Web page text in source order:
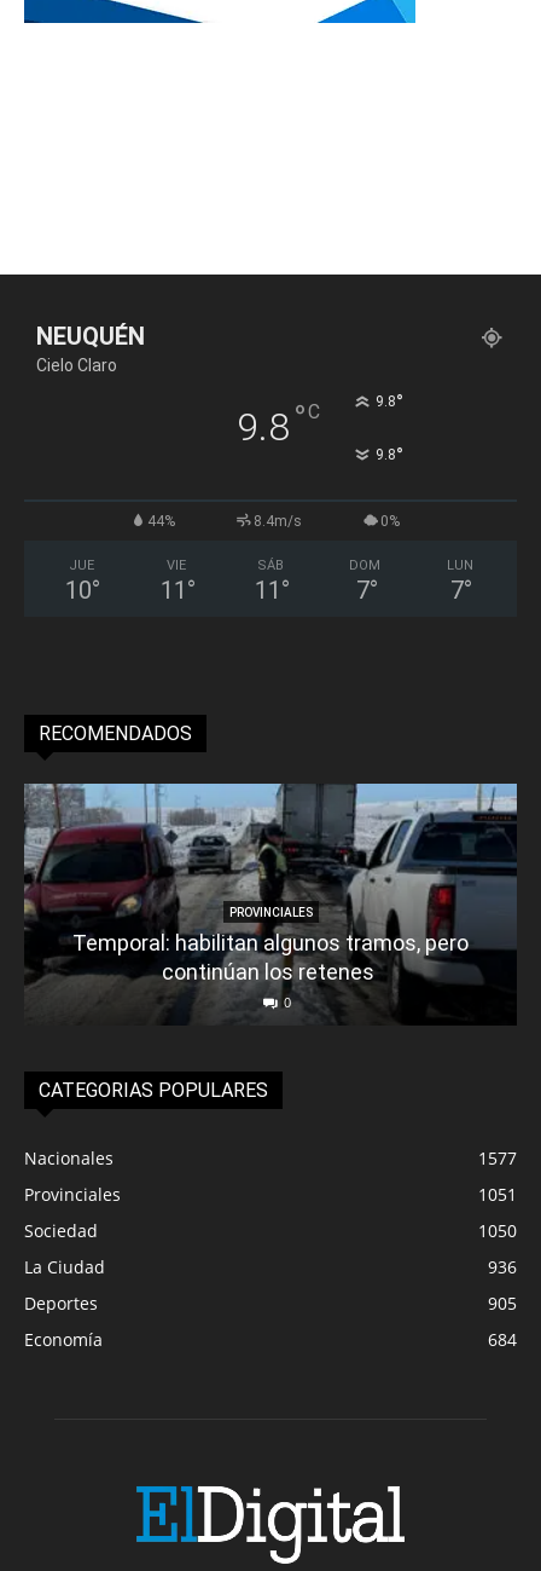
NEUQUÉN
Cielo Claro
9.8°C 9.8°
9.8°
44% 8.4m/s 0%
JUE
10°
VIE
11 °
SÁB
11 °
DOM
7°
LUN
7°
RECOMENDADOS
PROVINCIALES
Temporal: habilitan algunos tramos, pero
continúan los retenes
0
CATEGORIAS POPULARES
Nacionales
1577
Provinciales
1051
Sociedad
1050
La Ciudad
936
Deportes
905
Economía
684